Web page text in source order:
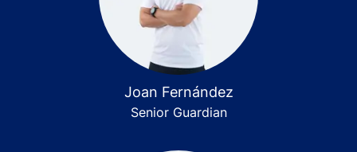
Joan Fernández
Senior Guardian